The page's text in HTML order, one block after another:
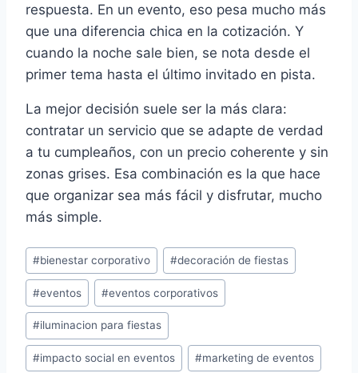
respuesta. En un evento, eso pesa mucho más
que una diferencia chica en la cotización. Y
cuando la noche sale bien, se nota desde el
primer tema hasta el último invitado en pista.
La mejor decisión suele ser la más clara:
contratar un servicio que se adapte de verdad
a tu cumpleaños, con un precio coherente y sin
zonas grises. Esa combinación es la que hace
que organizar sea más fácil y disfrutar, mucho
más simple.
Etiquetas
de
la
entrada:
#bienestar corporativo #decoración de fiestas
#eventos #eventos corporativos
#iluminacion para fiestas
#impacto social en eventos #marketing de eventos